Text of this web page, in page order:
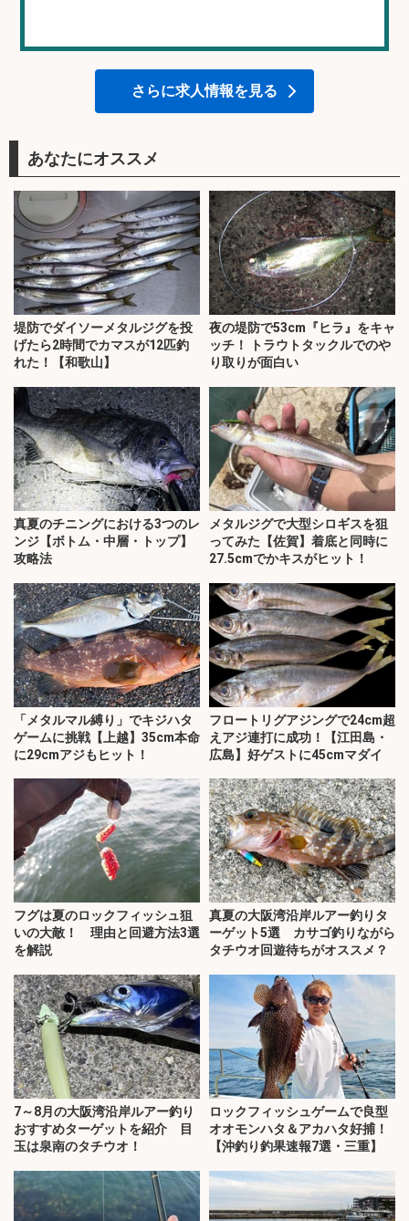
さらに求人情報を見る
あなたにオススメ
堤防でダイソーメタルジグを投
げたら2時間でカマスが12匹釣
れた！【和歌山】
夜の堤防で53cm『ヒラ』をキャ
ッチ！ トラウトタックルでのや
り取りが面白い
真夏のチニングにおける3つのレ
ンジ【ボトム・中層・トップ】
攻略法
メタルジグで大型シロギスを狙
ってみた【佐賀】着底と同時に
27.5cmでかキスがヒット！
「メタルマル縛り」でキジハタ
ゲームに挑戦【上越】35cm本命
に29cmアジもヒット！
フロートリグアジングで24cm超
えアジ連打に成功！【江田島・
広島】好ゲストに45cmマダイ
フグは夏のロックフィッシュ狙
いの大敵！ 理由と回避方法3選
を解説
真夏の大阪湾沿岸ルアー釣りタ
ーゲット5選 カサゴ釣りながら
タチウオ回遊待ちがオススメ？
7～8月の大阪湾沿岸ルアー釣り
おすすめターゲットを紹介 目
玉は泉南のタチウオ！
ロックフィッシュゲームで良型
オオモンハタ＆アカハタ好捕！
【沖釣り釣果速報7選・三重】